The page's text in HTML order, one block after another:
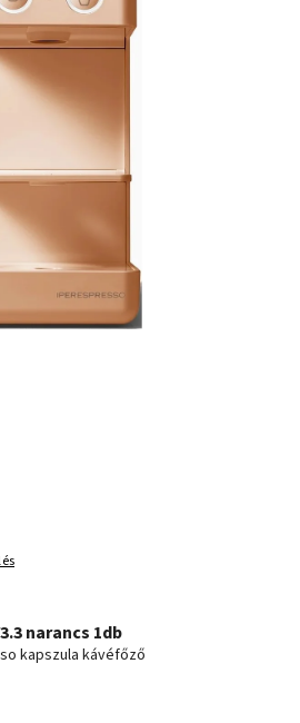
narancs 1db
kapszula kávéfőző